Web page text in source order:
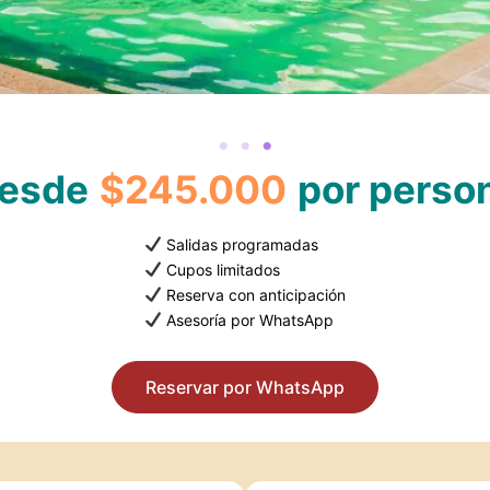
$245.000 por
Salidas programadas
Cupos limitados
Reserva con anticipación
Asesoría por WhatsApp
Reservar por WhatsApp